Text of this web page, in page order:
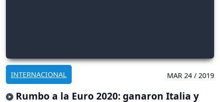
INTERNACIONAL MAR 24 / 2019
Rumbo a la Euro 2020: ganaron Italia y